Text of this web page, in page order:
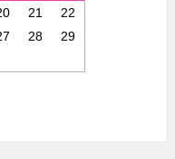
21
22
28
29